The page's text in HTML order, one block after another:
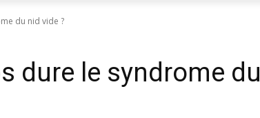
du nid vide ?
dure le syndrome du